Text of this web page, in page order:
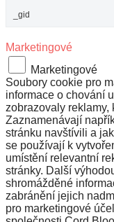
_gid
Marketingové
Marketingové
Soubory cookie pro
informace o chování
zobrazovaly reklamy,
Zaznamenávají
stránku navštívili a
se používají k
umístění relevantní
stránky. Další
shromážděné
zabránění jejich
pro marketingové